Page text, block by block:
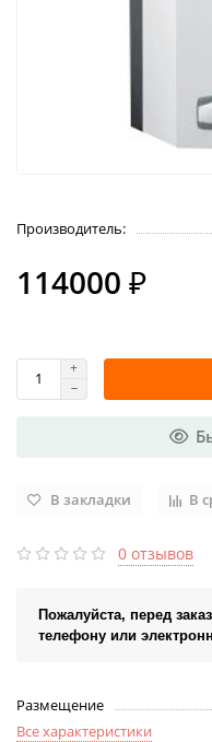
Производитель:
114000 ₽
В закладки В
0 отзывов
Пожалуйста, перед
телефону или
Размещение
Все характеристики